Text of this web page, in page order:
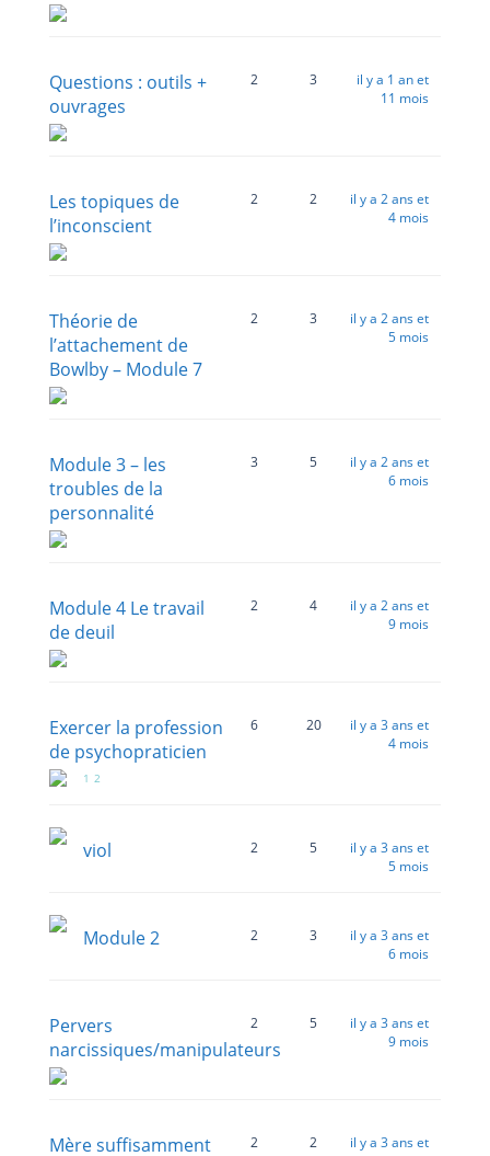
Questions : outils +
ouvrages
2 3
il y a 1 an et
11 mois
Les topiques de
l’inconscient
2 2
il y a 2 ans et
4 mois
Théorie de
l’attachement de
Bowlby – Module 7
2 3
il y a 2 ans et
5 mois
Module 3 – les
troubles de la
personnalité
3 5
il y a 2 ans et
6 mois
Module 4 Le travail
de deuil
2 4
il y a 2 ans et
9 mois
Exercer la profession
de psychopraticien
1 2
6 20
il y a 3 ans et
4 mois
viol 2 5
il y a 3 ans et
5 mois
Module 2 2 3
il y a 3 ans et
6 mois
Pervers
narcissiques/manipulateurs
2 5
il y a 3 ans et
9 mois
Mère suffisamment 2 2
il y a 3 ans et